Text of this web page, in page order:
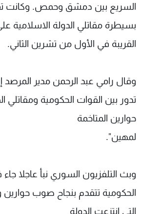
السريع بين دمشق وحمص. وكانت
بسيطرة مقاتلي الدولة الاسلامية
القريبة في الأول من تشرين الثاني.
وقال رامي عبد الرحمن مدير المرصد
تدور بين القوات الحكومية ومقاتلي
حوارين المتاخمة
لمهين".
وبث التلفزيون السوري نبأ عاجلا
الحكومية تتقدم بنجاح صوب حوارين
التي انتزعت الدولة